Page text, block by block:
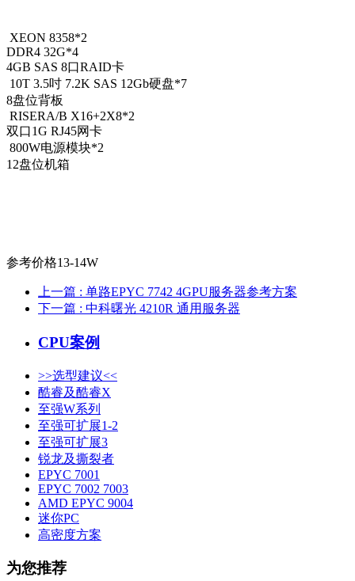
XEON 8358*2
DDR4 32G*4
4GB SAS 8口RAID卡
10T 3.5吋 7.2K SAS 12Gb硬盘*7
8盘位背板
RISERA/B X16+2X8*2
双口1G RJ45网卡
800W电源模块*2
12盘位机箱
参考价格13-14W
上一篇 : 单路EPYC 7742 4GPU服务器参考方案
下一篇 : 中科曙光 4210R 通用服务器
CPU案例
>>选型建议<<
酷睿及酷睿X
至强W系列
至强可扩展1-2
至强可扩展3
锐龙及撕裂者
EPYC 7001
EPYC 7002 7003
AMD EPYC 9004
迷你PC
高密度方案
为您推荐